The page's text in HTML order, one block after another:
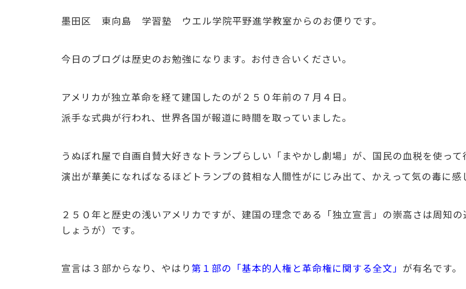
墨田区 東向島 学習塾 ウエル学院平野進学教室からのお便りです。
今日のブログは歴史のお勉強になります。お付き合いください。
アメリカが独立革命を経て建国したのが２５０年前の７月４日。
派手な式典が行われ、世界各国が報道に時間を取っていました。
うぬぼれ屋で自画自賛大好きなトランプらしい「まやかし劇場」が、国民の血税を使って
演出が華美になればなるほどトランプの貧相な人間性がにじみ出て、かえって気の毒に感
２５０年と歴史の浅いアメリカですが、建国の理念である「独立宣言」の崇高さは周知
しょうが）です。
宣言は３部からなり、やはり第１部の「基本的人権と革命権に関する全文」 が有名です。